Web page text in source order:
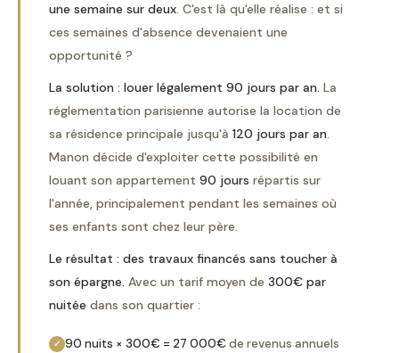
une semaine sur deux. C'est là qu'elle réalise : et si
ces semaines d'absence devenaient une
opportunité ?
La solution : louer légalement 90 jours par an. La
réglementation parisienne autorise la location de
sa résidence principale jusqu'à 120 jours par an.
Manon décide d'exploiter cette possibilité en
louant son appartement 90 jours répartis sur
l'année, principalement pendant les semaines où
ses enfants sont chez leur père.
Le résultat : des travaux financés sans toucher à
son épargne. Avec un tarif moyen de 300€ par
nuitée dans son quartier :
✓ 90 nuits × 300€ = 27 000€ de revenus annuels